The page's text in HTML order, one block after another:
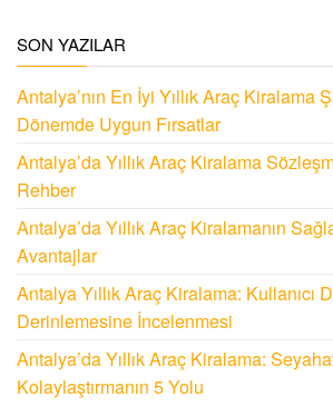
SON YAZILAR
Antalya’nın En İyi Yıllık Araç Kiralama
Dönemde Uygun Fırsatlar
Antalya’da Yıllık Araç Kiralama
Rehber
Antalya’da Yıllık Araç Kiralamanın
Avantajlar
Antalya Yıllık Araç Kiralama: Kullanıcı
Derinlemesine İncelenmesi
Antalya’da Yıllık Araç Kiralama:
Kolaylaştırmanın 5 Yolu